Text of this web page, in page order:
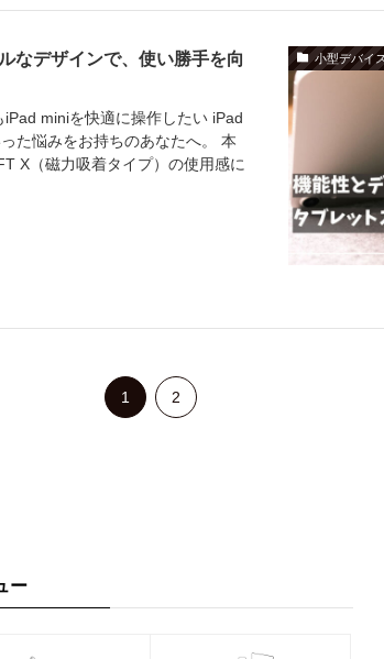
小型デバイス
なデザインで、使い勝手を向
miniを快適に操作したい iPad
た悩みをお持ちのあなたへ。 本
X（磁力吸着タイプ）の使用感に
1 2
ー